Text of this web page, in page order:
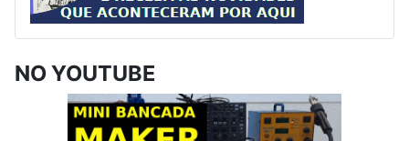
NO YOUTUBE